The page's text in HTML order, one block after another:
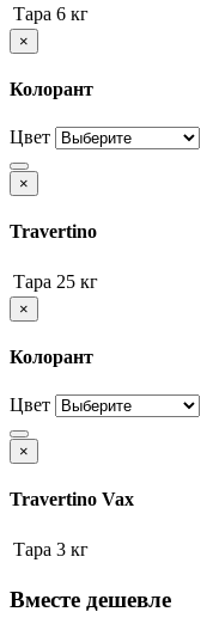
Тара 6 кг
×
Колорант
Цвет
×
Travertino
Тара 25 кг
×
Колорант
Цвет
×
Travertino Vax
Тара 3 кг
Вместе дешевле